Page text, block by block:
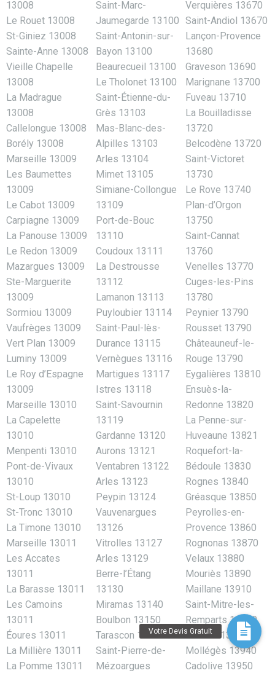
13008
Le Rouet 13008
St-Giniez 13008
Sainte-Anne 13008
Vieille Chapelle
13008
La Madrague
13008
Callelongue 13008
Borély 13008
Marseille 13009
Les Baumettes
13009
Le Cabot 13009
Carpiagne 13009
La Panouse 13009
Le Redon 13009
Mazargues 13009
Ste-Marguerite
13009
Sormiou 13009
Vaufrèges 13009
Vert Plan 13009
Luminy 13009
Le Roy d’Espagne
13009
Marseille 13010
La Capelette
13010
Menpenti 13010
Pont-de-Vivaux
13010
St-Loup 13010
St-Tronc 13010
La Timone 13010
Marseille 13011
Les Accates
13011
La Barasse 13011
Les Camoins
13011
Éoures 13011
La Millière 13011
La Pomme 13011
Saint-Marc-
Jaumegarde 13100
Saint-Antonin-sur-
Bayon 13100
Beaurecueil 13100
Le Tholonet 13100
Saint-Étienne-du-
Grès 13103
Mas-Blanc-des-
Alpilles 13103
Arles 13104
Mimet 13105
Simiane-Collongue
13109
Port-de-Bouc
13110
Coudoux 13111
La Destrousse
13112
Lamanon 13113
Puyloubier 13114
Saint-Paul-lès-
Durance 13115
Vernègues 13116
Martigues 13117
Istres 13118
Saint-Savournin
13119
Gardanne 13120
Aurons 13121
Ventabren 13122
Arles 13123
Peypin 13124
Vauvenargues
13126
Vitrolles 13127
Arles 13129
Berre-l’Étang
13130
Miramas 13140
Boulbon 13150
Tarascon 13150
Saint-Pierre-de-
Mézoargues
Verquières 13670
Saint-Andiol 13670
Lançon-Provence
13680
Graveson 13690
Marignane 13700
Fuveau 13710
La Bouilladisse
13720
Belcodène 13720
Saint-Victoret
13730
Le Rove 13740
Plan-d’Orgon
13750
Saint-Cannat
13760
Venelles 13770
Cuges-les-Pins
13780
Peynier 13790
Rousset 13790
Châteauneuf-le-
Rouge 13790
Eygalières 13810
Ensuès-la-
Redonne 13820
La Penne-sur-
Huveaune 13821
Roquefort-la-
Bédoule 13830
Rognes 13840
Gréasque 13850
Peyrolles-en-
Provence 13860
Rognonas 13870
Velaux 13880
Mouriès 13890
Maillane 13910
Saint-Mitre-les-
Remparts 13920
Aureille 13930
Mollégès 13940
Cadolive 13950